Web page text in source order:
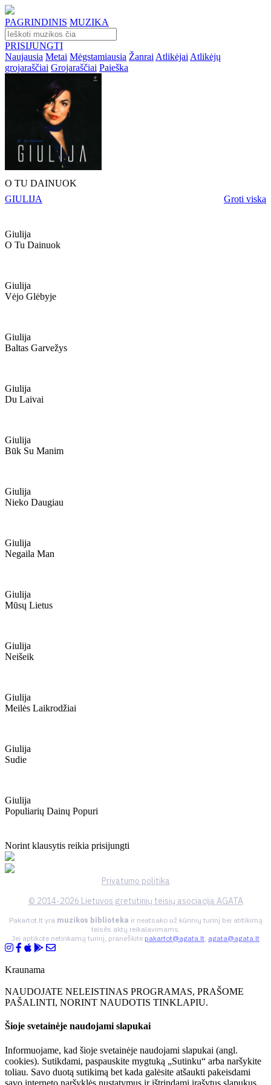
PAGRINDINIS MUZIKA
PRISIJUNGTI
Naujausia Metai Mėgstamiausia Žanrai Atlikėjai Atlikėjų
grojaraščiai Grojaraščiai Paieška
O TU DAINUOK
GIULIJA
Groti viską
Giulija
O Tu Dainuok
Giulija
Vėjo Glėbyje
Giulija
Baltas Garvežys
Giulija
Du Laivai
Giulija
Būk Su Manim
Giulija
Nieko Daugiau
Giulija
Negaila Man
Giulija
Mūsų Lietus
Giulija
Neišeik
Giulija
Meilės Laikrodžiai
Giulija
Sudie
Giulija
Populiarių Dainų Popuri
Norint klausytis reikia prisijungti
Privatumo politika
© 2014-2026 Lietuvos gretutinių teisių asociacija AGATA
Pakartot.lt yra muzikos biblioteka ir neatsako už kūrinių turinį bei atitikimą
teisės aktų reikalavimams.
Jei aptikote netinkamą turinį, praneškite pakartot@agata.lt, agata@agata.lt
Kraunama
NAUDOJATE NELEISTINAS PROGRAMAS, PRAŠOME
PAŠALINTI, NORINT NAUDOTIS TINKLAPIU.
Šioje svetainėje naudojami slapukai
Informuojame, kad šioje svetainėje naudojami slapukai (angl.
cookies). Sutikdami, paspauskite mygtuką „Sutinku“ arba naršykite
toliau. Savo duotą sutikimą bet kada galėsite atšaukti pakeisdami
savo interneto naršyklės nustatymus ir ištrindami įrašytus slapukus.